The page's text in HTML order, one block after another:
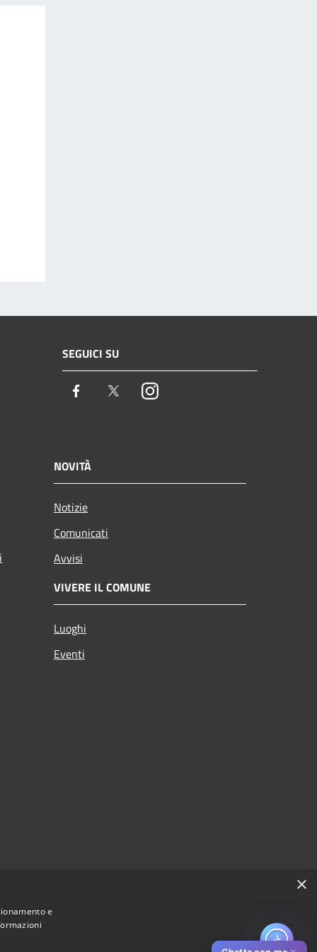
SEGUICI SU
Facebook TwitterInstagram
NOVITÀ
Notizie
Comunicati
Avvisi
VIVERE IL COMUNE
Luoghi
Eventi
×
e